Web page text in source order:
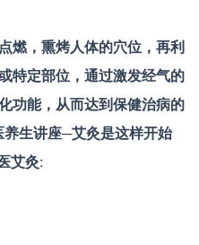
燃，熏烤人体的穴位，再利
特定部位，通过激发经气的
功能，从而达到保健治病的
生讲座─艾灸是这样开始
艾灸: